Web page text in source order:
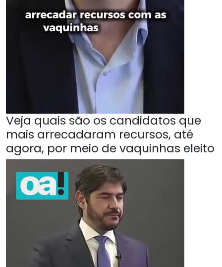
Veja quais são os candidatos que
mais arrecadaram recursos, até
agora, por meio de vaquinhas eleito